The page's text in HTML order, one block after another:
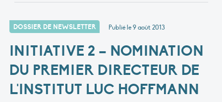
DOSSIER DE NEWSLETTER Publié le9 août 2013
INITIATIVE 2 – NOMINATION
DU PREMIER DIRECTEUR DE
L'INSTITUT LUC HOFFMANN